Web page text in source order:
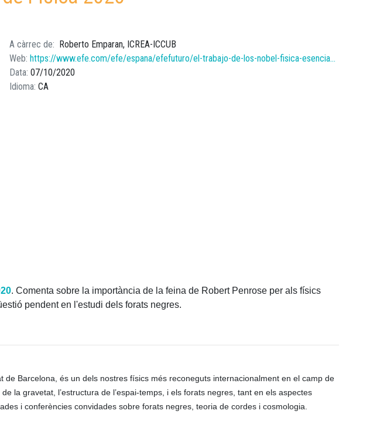
A càrrec de
Roberto Emparan, ICREA-ICCUB
Web https://www.efe.com/efe/espana/efefuturo/el-trabajo-de-los-nobel-fisica-esencia…
Data 07/10/2020
Idioma CA
. Comenta sobre la importància de la feina de Robert Penrose per als físics
pendent en l'estudi dels forats negres.
Barcelona, és un dels nostres físics més reconeguts internacionalment en el camp de
la gravetat, l’estructura de l’espai-temps, i els forats negres, tant en els aspectes
i conferències convidades sobre forats negres, teoria de cordes i cosmologia.